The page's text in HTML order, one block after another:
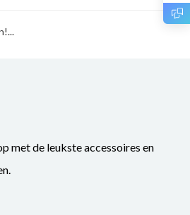
met de leukste accessoires en